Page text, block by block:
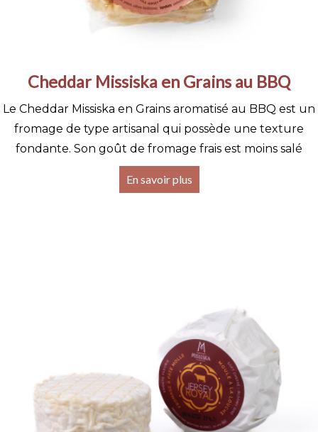
Cheddar Missiska en Grains au BBQ
Le Cheddar Missiska en Grains aromatisé au BBQ est un
fromage de type artisanal qui possède une texture
fondante. Son goût de fromage frais est moins salé
En savoir plus